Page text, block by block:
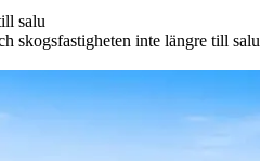
salu
skogsfastigheten inte längre till salu